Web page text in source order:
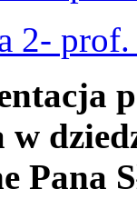
2-
w
Pana